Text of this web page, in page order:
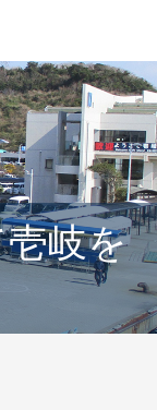
岐を